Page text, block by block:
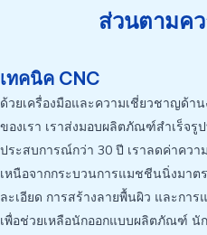
ส่วนตามค
เทคนิค CNC
ด้วยเครื่องมือและความเชี่ยวชาญด้า
ของเรา เราส่งมอบผลิตภัณฑ์สำเร็จรู
ประสบการณ์กว่า 30 ปี เราลดค่าคว
เหนือจากกระบวนการแมชชีนนิ่งมาต
ละเอียด การสร้างลายพื้นผิว และกา
เพื่อช่วยเหลือนักออกแบบผลิตภัณฑ์ นั